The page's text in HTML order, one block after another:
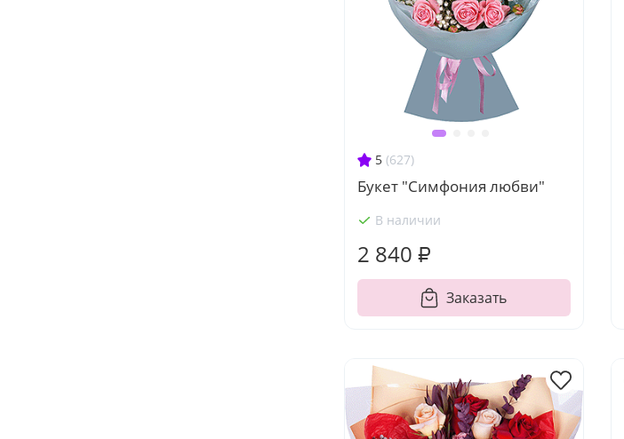
5 (627)
Букет "Симфония любви"
В наличии
2 840 ₽
Заказать